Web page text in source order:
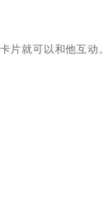
片就可以和他互动。